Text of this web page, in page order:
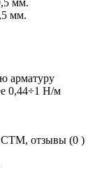
мм.
арматуру
0,44÷1 Н/м
отзывы (0 )